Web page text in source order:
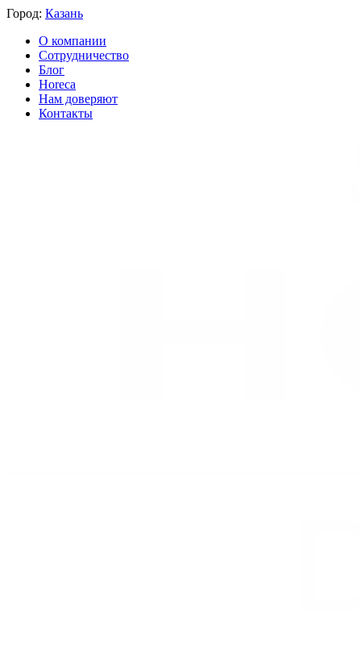
Город: Казань
О компании
Сотрудничество
Блог
Horeca
Нам доверяют
Контакты